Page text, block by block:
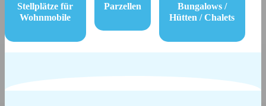
Stellplätze für
Wohnmobile
Parzellen
Bungalows /
Hütten / Chalets